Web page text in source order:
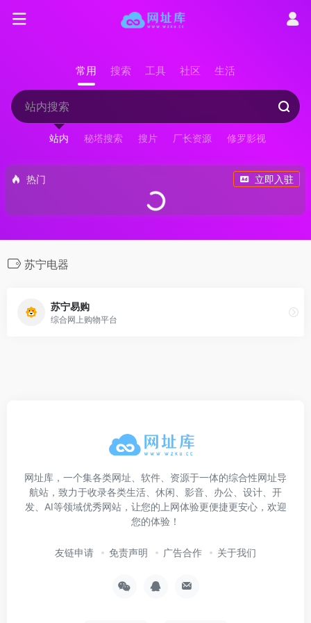
常用 搜索 工具 社区 生活
站内 秘塔搜索 搜片 厂长资源 修罗影视
热门 立即入驻
苏宁电器
苏宁易购
综合网上购物平台
网址库，一个集各类网址、软件、资源于一体的综合性网址导
航站，致力于收录各类生活、休闲、影音、办公、设计、开
发、AI等领域优秀网站，让您的上网体验更便捷更安心，欢迎
您的体验！
友链申请 免责声明 广告合作 关于我们